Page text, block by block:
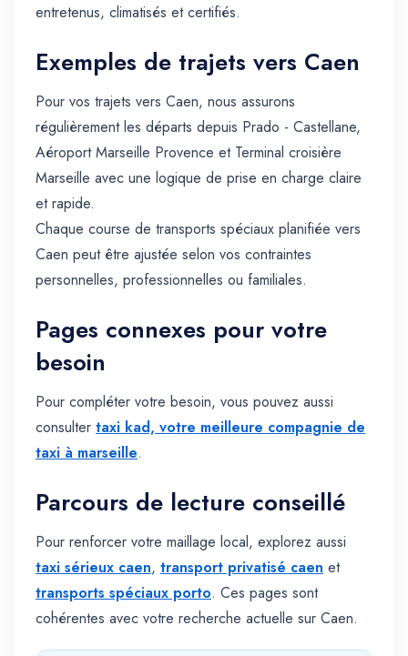
entretenus, climatisés et certifiés.
Exemples de trajets vers Caen
Pour vos trajets vers Caen, nous assurons
régulièrement les départs depuis Prado - Castellane,
Aéroport Marseille Provence et Terminal croisière
Marseille avec une logique de prise en charge claire
et rapide.
Chaque course de transports spéciaux planifiée vers
Caen peut être ajustée selon vos contraintes
personnelles, professionnelles ou familiales.
Pages connexes pour votre
besoin
Pour compléter votre besoin, vous pouvez aussi
consulter taxi kad, votre meilleure compagnie de
taxi à marseille.
Parcours de lecture conseillé
Pour renforcer votre maillage local, explorez aussi
taxi sérieux caen, transport privatisé caen et
transports spéciaux porto. Ces pages sont
cohérentes avec votre recherche actuelle sur Caen.